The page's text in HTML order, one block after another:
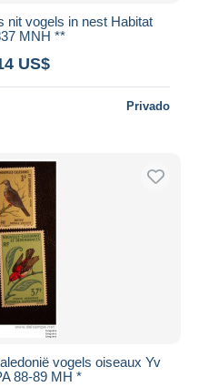
nit vogels in nest Habitat
MNH **
US$
Privado
vogels oiseaux Yv
88-89 MH *